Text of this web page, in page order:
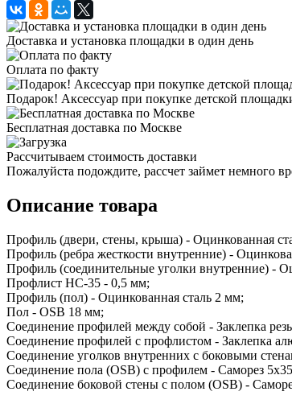
Доставка и установка площадки в один день
Оплата по факту
Подарок! Аксессуар при покупке детской
Бесплатная доставка по Москве
Рассчитываем стоимость доставки
Пожалуйста подождите, рассчет займет немного
Описание товара
Профиль (двери, стены, крыша) - Оцинкованная
Профиль (ребра жесткости внутренние) -
Профиль (соединительные уголки внутренние) -
Профлист НС-35 - 0,5 мм;
Профиль (пол) - Оцинкованная сталь 2 мм;
Пол - OSB 18 мм;
Соединение профилей между собой - Заклепка
Соединение профилей с профлистом - Заклепка
Соединение уголков внутренних с боковыми
Соединение пола (OSB) c профилем - Саморез
Соединение боковой стены с полом (OSB) -